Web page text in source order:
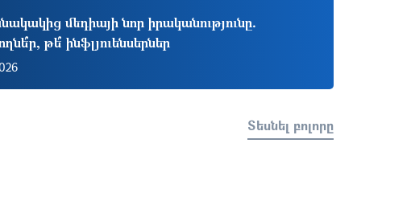
մեդիայի նոր իրականությունը․
թե՞ ինֆլյուենսերներ
Տեսնել բոլորը